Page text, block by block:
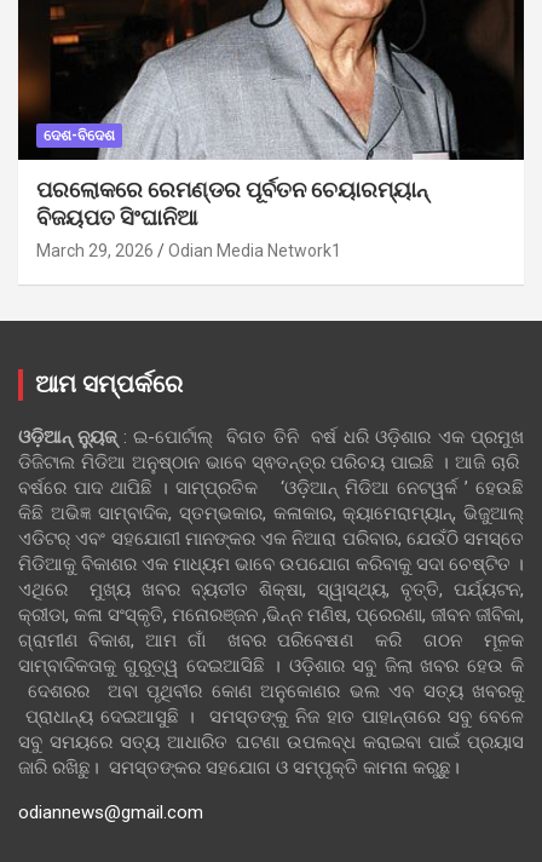
ଦେଶ-ବିଦେଶ
ପରଲୋକରେ ରେମଣ୍ଡର ପୂର୍ବତନ ଚେୟାରମ୍ୟାନ୍
ବିଜୟପତ ସିଂଘାନିଆ
March 29, 2026 Odian Media Network1
ଆମ ସମ୍ପର୍କରେ
ଓଡ଼ିଆନ୍‍ ନ୍ୟୁଜ୍‍: ଇ-ପୋର୍ଟାଲ୍ ବିଗତ ତିନି ବର୍ଷ ଧରି ଓଡ଼ିଶାର ଏକ ପ୍ରମୁଖ
ଡିଜିଟାଲ ମିଡିଆ ଅନୁଷ୍ଠାନ ଭାବେ ସ୍ଵତନ୍ତ୍ର ପରିଚୟ ପାଇଛି । ଆଜି ଚାରି
ବର୍ଷରେ ପାଦ ଥାପିଛି । ସାମ୍ପ୍ରତିକ ‘ଓଡ଼ିଆନ୍‍ ମିଡିଆ ନେଟୱର୍କ ’ ହେଉଛି
କିଛି ଅଭିଜ୍ଞ ସାମ୍ବାଦିକ, ସ୍ତମ୍ଭକାର, କଳାକାର, କ୍ୟାମେରାମ୍ୟାନ୍, ଭିଜୁଆଲ୍
ଏଡିଟର୍ ଏବଂ ସହଯୋଗୀ ମାନଙ୍କର ଏକ ନିଆରା ପରିବାର, ଯେଉଁଠି ସମସ୍ତେ
ମିଡିଆକୁ ବିକାଶର ଏକ ମାଧ୍ୟମ ଭାବେ ଉପଯୋଗ କରିବାକୁ ସଦା ଚେଷ୍ଟିତ ।
ଏଥିରେ ମୁଖ୍ୟ ଖବର ବ୍ୟତୀତ ଶିକ୍ଷା, ସ୍ୱାସ୍ଥ୍ୟ, ବୃତ୍ତି, ପର୍ଯ୍ୟଟନ,
କ୍ରୀଡା, କଳା ସଂସ୍କୃତି, ମନୋରଞ୍ଜନ ,ଭିନ୍ନ ମଣିଷ, ପ୍ରେରଣା, ଜୀବନ ଜୀବିକା,
ଗ୍ରାମୀଣ ବିକାଶ, ଆମ ଗାଁ ଖବର ପରିବେଷଣ କରି ଗଠନ ମୂଳକ
ସାମ୍ବାଦିକତାକୁ ଗୁରୁତ୍ୱ ଦେଇଆସିଛି । ଓଡ଼ିଶାର ସବୁ ଜିଲା ଖବର ହେଉ କି
ଦେଶରର ଅବା ପୃଥିବୀର କୋଣ ଅନୁକୋଣର ଭଲ ଏବ ସତ୍ୟ ଖବରକୁ
ପ୍ରାଧାନ୍ୟ ଦେଇଆସୁଛି । ସମସ୍ତଙ୍କୁ ନିଜ ହାତ ପାହାନ୍ତାରେ ସବୁ ବେଳେ
ସବୁ ସମୟରେ ସତ୍ୟ ଆଧାରିତ ଘଟଣା ଉପଲବ୍ଧ କରାଇବା ପାଇଁ ପ୍ରୟାସ
ଜାରି ରଖିଛୁ। ସମସ୍ତଙ୍କର ସହଯୋଗ ଓ ସମ୍ପୃକ୍ତି କାମନା କରୁଛୁ।
odiannews@gmail.com